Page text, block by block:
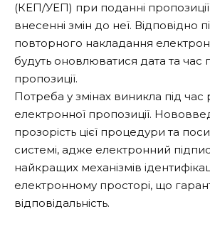
(КЕП/УЕП) при поданні
внесенні змін до неї. Відповідно
повторного накладання
будуть оновлюватися дата та час
пропозиції.
Потреба у змінах виникла під
електронної пропозиції.
прозорість цієї процедури та
системі, адже електронний
найкращих механізмів
електронному просторі, що
відповідальність.